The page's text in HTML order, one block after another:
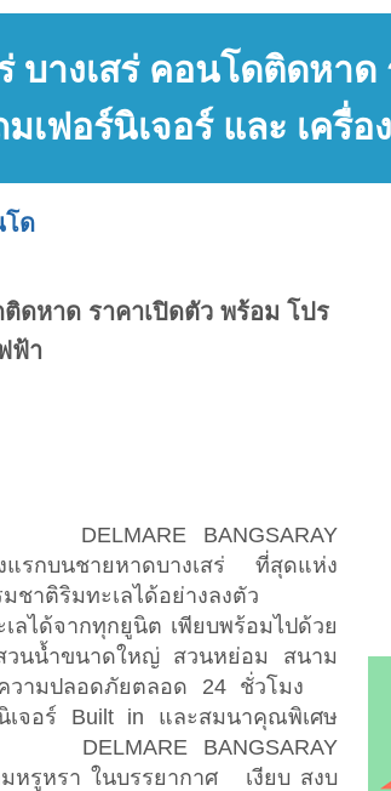
บางเสร่ คอนโดติดหา
เฟอร์นิเจอร์ และ เครื่อ
โด
ติดหาด ราคาเปิดตัว พร้อม โปร
ฟ้า
DELMARE BANGSARAY
งแรกบนชายหาดบางเสร่ ที่สุดแห่ง
รรมชาติริมทะเลได้อย่างลงตัว
ลได้จากทุกยูนิต เพียบพร้อมไปด้วย
นน้ำขนาดใหญ่ สวนหย่อม สนาม
วามปลอดภัยตลอด 24 ชั่วโมง
เจอร์ Built in และสมนาคุณพิเศษ
BANGSARAY
มหรูหรา ในบรรยากาศ เงียบ สงบ